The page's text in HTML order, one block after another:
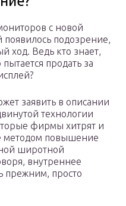
с новой
появилось подозрение,
ход. Ведь кто знает,
продать за
заявить в описании
технологии
фирмы хитрят и
методом повышение
широтной
внутреннее
прежним, просто